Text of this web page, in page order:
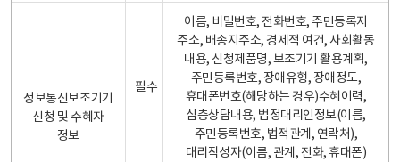
정보통신보조기기
신청 및 수혜자
정보
필수
이름, 비밀번호, 전화번호, 주민등록지
주소, 배송지주소, 경제적 여건, 사회활동
내용, 신청제품명, 보조기기 활용계획,
주민등록번호, 장애유형, 장애정도,
휴대폰번호(해당하는 경우)수혜이력,
심층상담내용, 법정대리인정보(이름,
주민등록번호, 법적관계, 연락처),
대리작성자(이름, 관계, 전화, 휴대폰)